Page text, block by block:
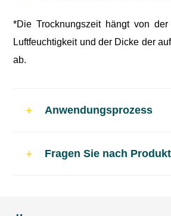
*Die Trocknungszeit hängt von der
Luftfeuchtigkeit und der Dicke der
ab.
Anwendungsprozess
Fragen Sie nach Produkt